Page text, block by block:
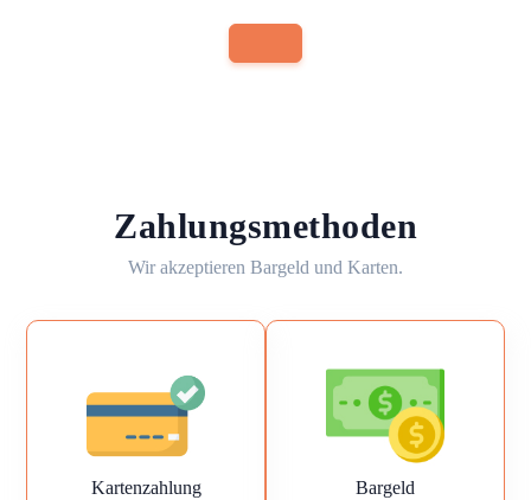
Zahlungsmethoden
Wir akzeptieren Bargeld und Karten.
Kartenzahlung Bargeld